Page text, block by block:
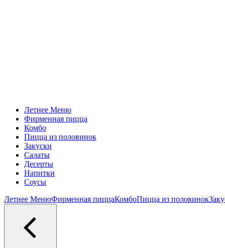
Летнее Меню
Фирменная пицца
Комбо
Пицца из половинок
Закуски
Салаты
Десерты
Напитки
Соусы
Летнее МенюФирменная пиццаКомбоПицца из половинок